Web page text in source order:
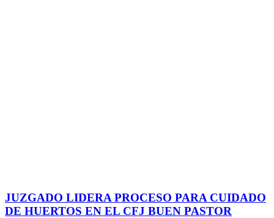
JUZGADO LIDERA PROCESO PARA CUIDADO
DE HUERTOS EN EL CFJ BUEN PASTOR